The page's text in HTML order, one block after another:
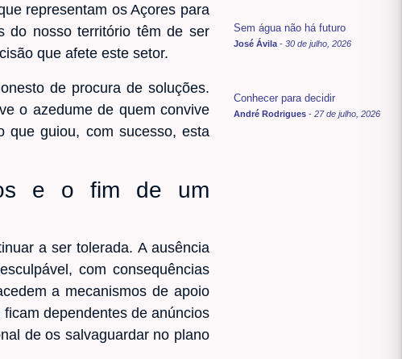
representam os Açores para
do nosso território têm de ser
que afete este setor.
de procura de soluções.
o azedume de quem convive
que guiou, com sucesso, esta
e o fim de um
a ser tolerada. A ausência
com consequências
a mecanismos de apoio
dependentes de anúncios
de os salvaguardar no plano
Sem água não há futuro
José Ávila - 30 de julho, 2026
Conhecer para decidir
André Rodrigues - 27 de julho, 2026